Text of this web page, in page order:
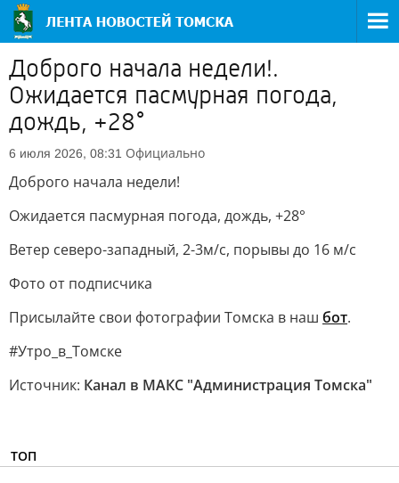
Доброго начала недели!.
Ожидается пасмурная погода,
дождь, +28°
6 июля 2026, 08:31 Официально
Доброго начала недели!
Ожидается пасмурная погода, дождь, +28°
Ветер северо-западный, 2-3м/с, порывы до 16 м/с
Фото от подписчика
Присылайте свои фотографии Томска в наш бот.
#Утро_в_Томске
Источник: Канал в МАКС "Администрация Томска"
ТОП